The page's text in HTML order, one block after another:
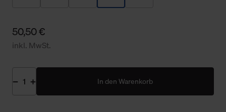
50,50 €
inkl. MwSt.
In den Warenkorb